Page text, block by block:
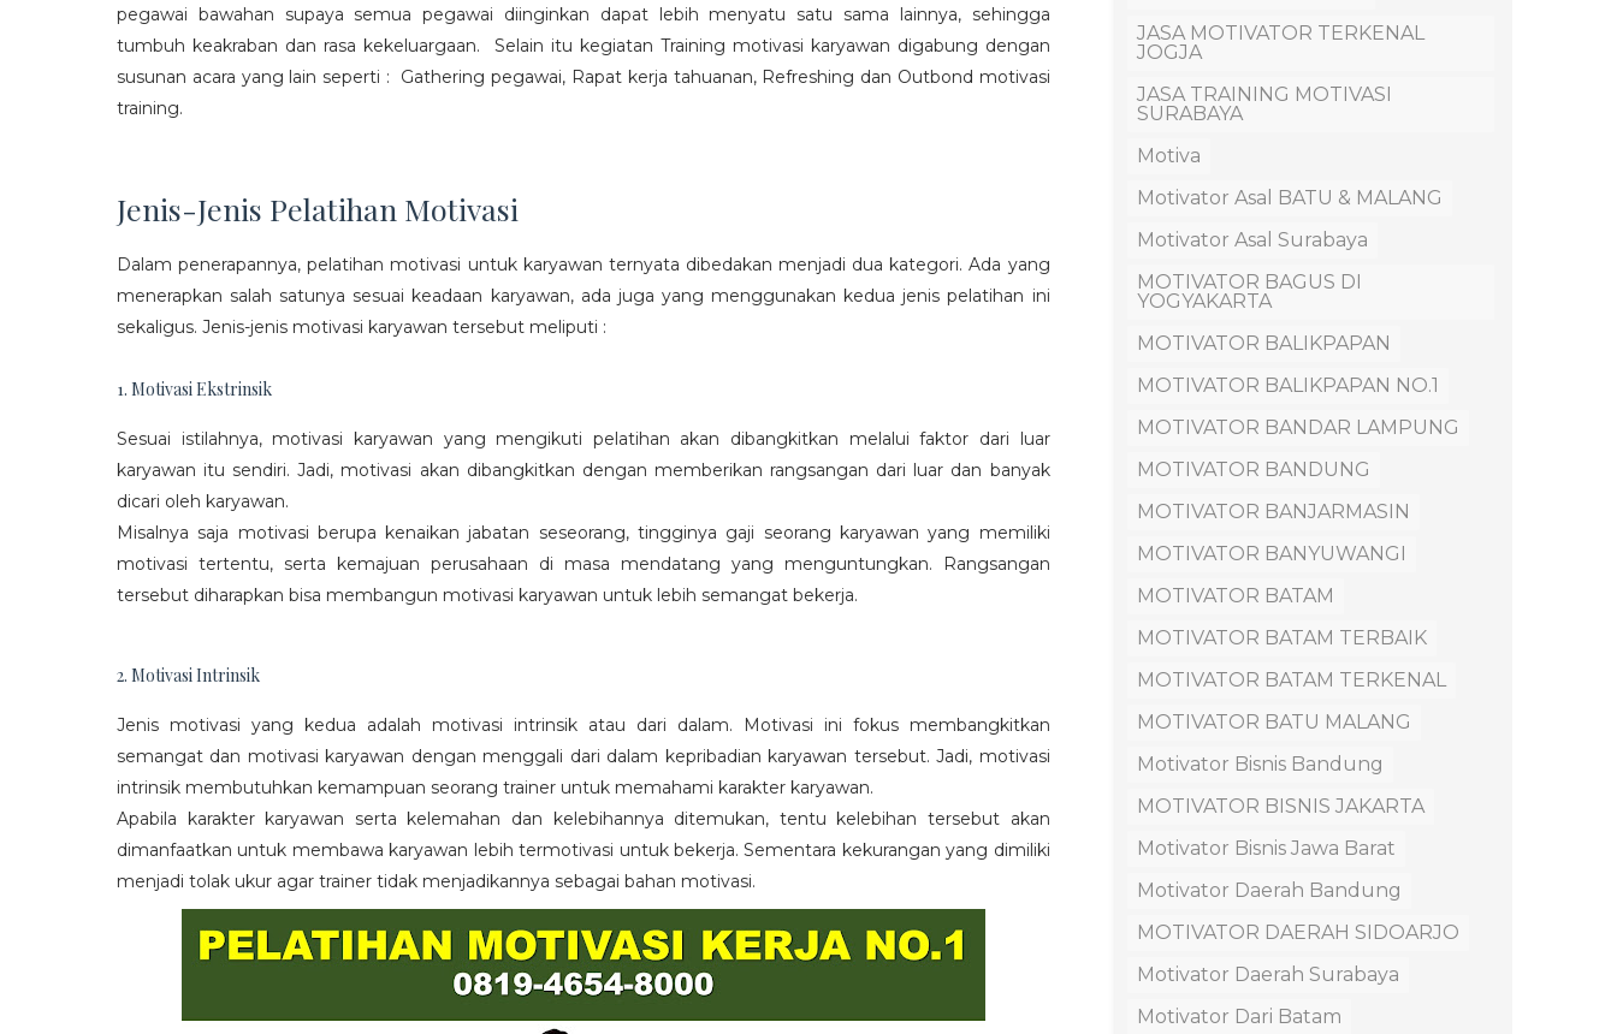
pegawai bawahan supaya semua pegawai diinginkan dapat lebih menyatu satu sama lainnya, sehingga
tumbuh keakraban dan rasa kekeluargaan. Selain itu kegiatan Training motivasi karyawan digabung dengan
susunan acara yang lain seperti : Gathering pegawai, Rapat kerja tahuanan, Refreshing dan Outbond motivasi
training.
Jenis-Jenis Pelatihan Motivasi
Dalam penerapannya, pelatihan motivasi untuk karyawan ternyata dibedakan menjadi dua kategori. Ada yang
menerapkan salah satunya sesuai keadaan karyawan, ada juga yang menggunakan kedua jenis pelatihan ini
sekaligus. Jenis-jenis motivasi karyawan tersebut meliputi :
1. Motivasi Ekstrinsik
Sesuai istilahnya, motivasi karyawan yang mengikuti pelatihan akan dibangkitkan melalui faktor dari luar
karyawan itu sendiri. Jadi, motivasi akan dibangkitkan dengan memberikan rangsangan dari luar dan banyak
dicari oleh karyawan.
Misalnya saja motivasi berupa kenaikan jabatan seseorang, tingginya gaji seorang karyawan yang memiliki
motivasi tertentu, serta kemajuan perusahaan di masa mendatang yang menguntungkan. Rangsangan
tersebut diharapkan bisa membangun motivasi karyawan untuk lebih semangat bekerja.
2. Motivasi Intrinsik
Jenis motivasi yang kedua adalah motivasi intrinsik atau dari dalam. Motivasi ini fokus membangkitkan
semangat dan motivasi karyawan dengan menggali dari dalam kepribadian karyawan tersebut. Jadi, motivasi
intrinsik membutuhkan kemampuan seorang trainer untuk memahami karakter karyawan.
Apabila karakter karyawan serta kelemahan dan kelebihannya ditemukan, tentu kelebihan tersebut akan
dimanfaatkan untuk membawa karyawan lebih termotivasi untuk bekerja. Sementara kekurangan yang dimiliki
menjadi tolak ukur agar trainer tidak menjadikannya sebagai bahan motivasi.
JASA MOTIVATOR TERKENAL
JOGJA
JASA TRAINING MOTIVASI
SURABAYA
Motiva
Motivator Asal BATU & MALANG
Motivator Asal Surabaya
MOTIVATOR BAGUS DI
YOGYAKARTA
MOTIVATOR BALIKPAPAN
MOTIVATOR BALIKPAPAN NO.1
MOTIVATOR BANDAR LAMPUNG
MOTIVATOR BANDUNG
MOTIVATOR BANJARMASIN
MOTIVATOR BANYUWANGI
MOTIVATOR BATAM
MOTIVATOR BATAM TERBAIK
MOTIVATOR BATAM TERKENAL
MOTIVATOR BATU MALANG
Motivator Bisnis Bandung
MOTIVATOR BISNIS JAKARTA
Motivator Bisnis Jawa Barat
Motivator Daerah Bandung
MOTIVATOR DAERAH SIDOARJO
Motivator Daerah Surabaya
Motivator Dari Batam